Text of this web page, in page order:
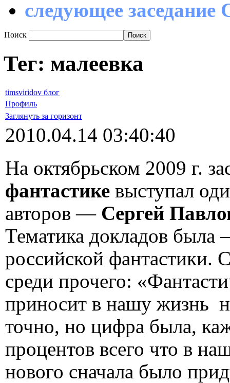
следующее заседание
Поиск
Тег: малеевка
timsviridov блог
Профиль
Заглянуть за горизонт
2010.04.14 03:40:40
На октябрьском 2009 г.
фантастике выступал
авторов — Сергей
Тематика докладов была
российской фантастики.
среди прочего:
приносит в нашу жизнь
точно, но цифра была,
процентов всего что в
нового сначала было